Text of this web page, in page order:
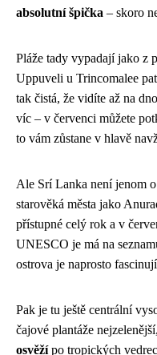
absolutní špička – skoro
Pláže tady vypadají jako z
Uppuveli u Trincomalee
tak čistá, že vidíte až na
víc – v červenci můžete
to vám zůstane v hlavě
Ale Srí Lanka není jenom
starověká města jako
přístupné celý rok a v
UNESCO je má na
ostrova je naprosto
Pak je tu ještě centrální
čajové plantáže
osvěžípo tropických